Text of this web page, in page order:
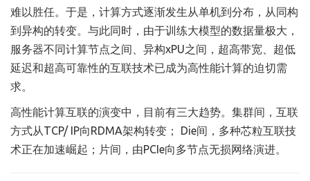
难以胜任。于是，计算方式逐渐发生从单机到分布，从同构
到异构的转变。与此同时，由于训练大模型的数据量极大，
服务器不同计算节点之间、异构xPU之间，超高带宽、超低
延迟和超高可靠性的互联技术已成为高性能计算的迫切需
求。
高性能计算互联的演变中，目前有三大趋势。集群间，互联
方式从TCP/ IP向RDMA架构转变； Die间，多种芯粒互联技
术正在加速崛起；片间，由PCIe向多节点无损网络演进。